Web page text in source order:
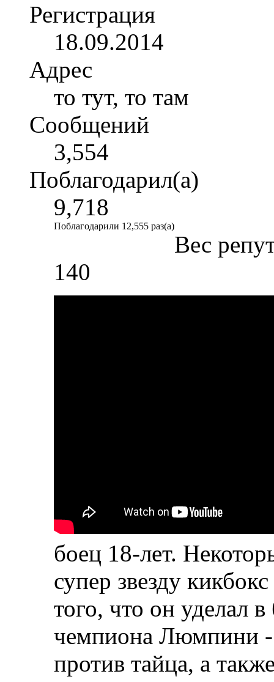
Регистрация
18.09.2014
Адрес
то тут, то там
Сообщений
3,554
Поблагодарил(а)
9,718
Поблагодарили 12,555 раз(а)
Вес
140
боец 18-лет.
супер звезду
того, что он уделал
чемпиона Люмпини
против тайца, а